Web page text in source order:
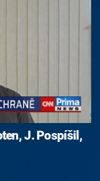
J. Pospíšil,